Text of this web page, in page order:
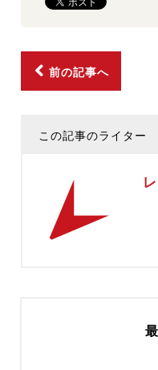
前の記事へ
この記事のライター